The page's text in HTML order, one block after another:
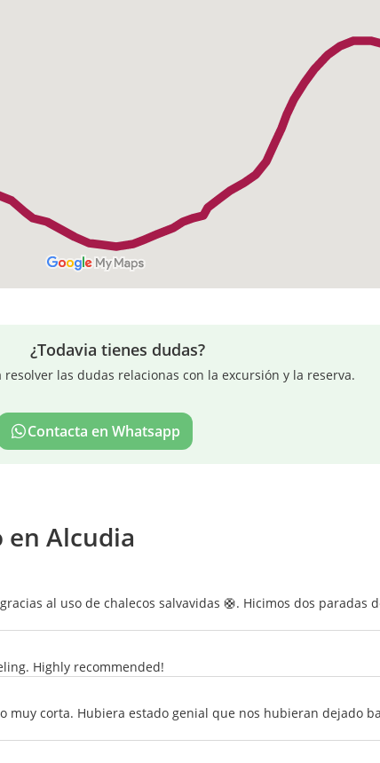
¿Todavia tienes dudas?
resolver las dudas relacionas con la excursión y la reserva.
Contacta en Whatsapp
en Alcudia
al uso de chalecos salvavidas 🛟. Hicimos dos paradas
Highly recommended!
corta. Hubiera estado genial que nos hubieran dejado